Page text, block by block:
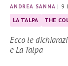
ANDREA SANNA | 9
LA TALPA THE
Ecco le
e La Talpa